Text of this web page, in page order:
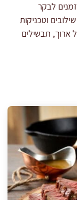
לבקר
וטכניקות
ארוך, תבשילים